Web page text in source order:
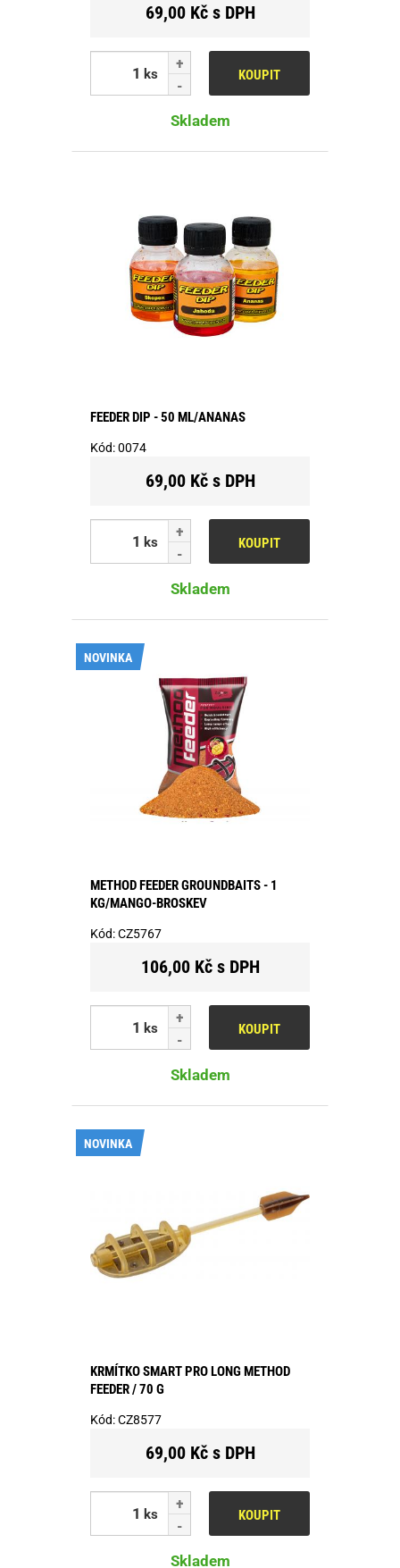
69,00 Kč s DPH
ks KOUPIT
Skladem
FEEDER DIP - 50 ML/ANANAS
Kód:0074
69,00 Kč s DPH
ks KOUPIT
Skladem
METHOD FEEDER GROUNDBAITS - 1
KG/MANGO-BROSKEV
Kód:CZ5767
106,00 Kč s DPH
ks KOUPIT
Skladem
NOVINKA
KRMÍTKO SMART PRO LONG METHOD
FEEDER / 70 G
Kód:CZ8577
69,00 Kč s DPH
ks KOUPIT
Skladem
NOVINKA